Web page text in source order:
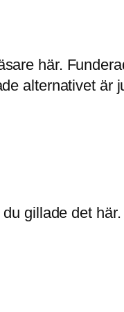
här.
alternativet är
gillade det